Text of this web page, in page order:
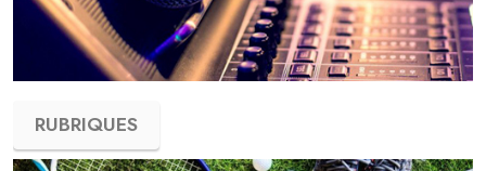
RUBRIQUES